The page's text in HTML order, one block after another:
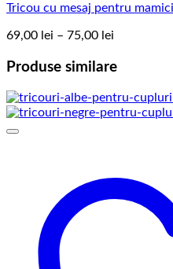
Tricou cu mesaj pentru
69,00 lei – 75,00 lei
prețuri:
până
la
Produse similare